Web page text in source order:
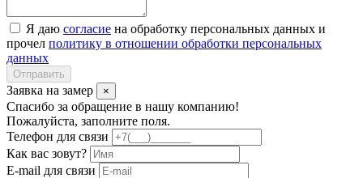
Я даю согласие на обработку персональных данных и
прочел политику в отношении обработки персональных
данных
Отправить
Заявка на замер ×
Спасибо за обращение в нашу компанию!
Пожалуйста, заполните поля.
Телефон для связи
Как вас зовут?
E-mail для связи